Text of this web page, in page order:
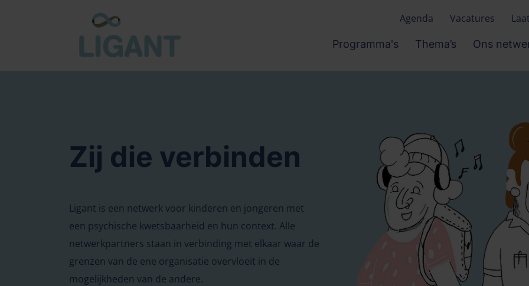
Agenda Vacatures
Programma's Thema’s Ons
Zij die verbinden
Ligant is een netwerk voor kinderen en jongeren met
een psychische kwetsbaarheid en hun context. Alle
netwerkpartners staan in verbinding met elkaar waar de
grenzen van de ene organisatie overvloeit in de
mogelijkheden van de andere.